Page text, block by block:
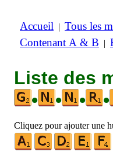
Accueil | Tous les
Contenant A & B |
Liste des
•
• • •
Cliquez pour ajouter une